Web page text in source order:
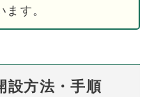
す。
設方法・手順